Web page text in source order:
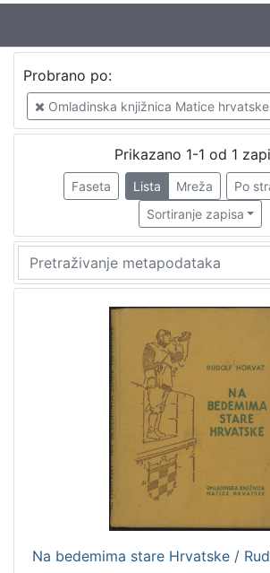
Probrano po:
Omladinska knjižnica Matice
Prikazano 1-1 od 1
Faseta Lista Mreža
Po
Sortiranje zapisa
Na bedemima stare Hrvatske /